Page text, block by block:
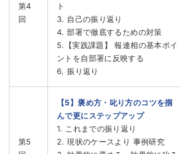
第4
回
ト
3. 自己の振り返り
4. 部署で徹底するための対策
5.【実践課題】 報連相の基本ポイ
ントを自部署に反映する
6. 振り返り
第5
【5】褒め方・叱り方のコツを掴
んで更にステップアップ
1. これまでの振り返り
2. 現状のケースより 事例研究